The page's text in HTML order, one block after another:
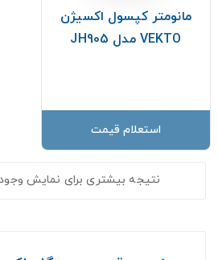
مانومتر کپسول اکسیژن
VEKTO مدل JH905
استعلام قیمت
نتیجه بیشتری برای نمایش وجود